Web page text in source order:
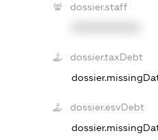
dossier.staff
dossier.taxDebt
dossier.esvDebt